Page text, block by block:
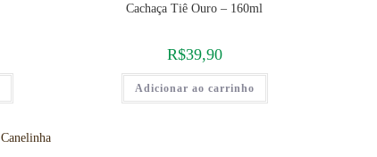
Cachaça Tiê Ouro – 160ml
R$39,90
Adicionar ao carrinho